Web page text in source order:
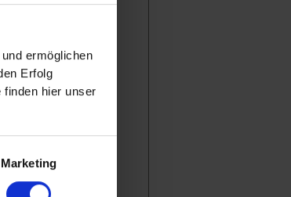
ermöglichen
Erfolg
hier unser
Marketing